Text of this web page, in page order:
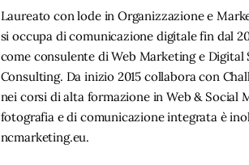
Laureato con lode in Organizzazione e
si occupa di comunicazione digitale fin dal
come consulente di Web Marketing e Digital
Consulting. Da inizio 2015 collabora con
nei corsi di alta formazione in Web & Social
fotografia e di comunicazione integrata è
ncmarketing.eu.